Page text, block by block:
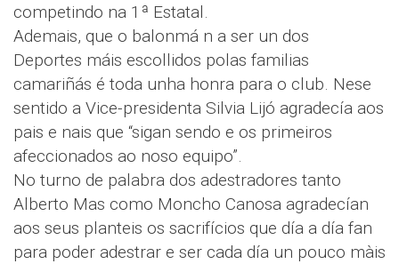
competindo na 1ª Estatal.
Ademais, que o balonmá n a ser un dos
Deportes máis escollidos polas familias
camariñás é toda unha honra para o club. Nese
sentido a Vice-presidenta Silvia Lijó agradecía aos
pais e nais que “sigan sendo e os primeiros
afeccionados ao noso equipo”.
No turno de palabra dos adestradores tanto
Alberto Mas como Moncho Canosa agradecían
aos seus planteis os sacrifícios que día a día fan
para poder adestrar e ser cada día un pouco màis